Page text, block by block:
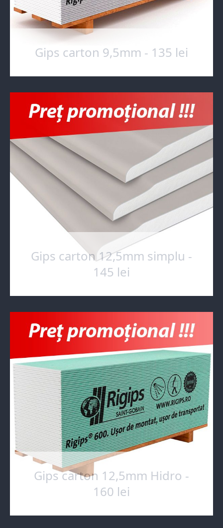
Gips carton 9,5mm - 135 lei
Gips carton 12,5mm simplu -
145 lei
Gips carton 12,5mm Hidro -
160 lei